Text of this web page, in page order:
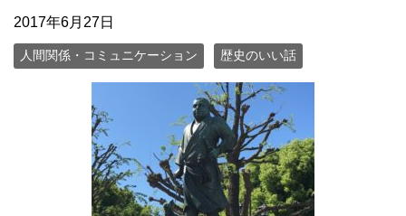
2017年6月27日
人間関係・コミュニケーション 歴史のいい話